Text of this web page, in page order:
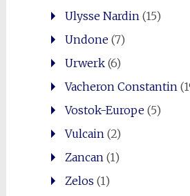
Ulysse Nardin (15)
Undone(7)
Urwerk(6)
Vacheron Constantin
Vostok-Europe(5)
Vulcain (2)
Zancan (1)
Zelos (1)